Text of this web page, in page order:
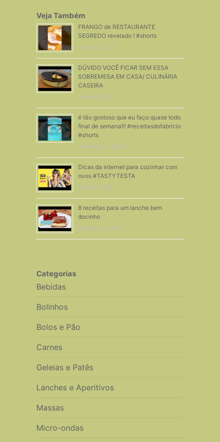
Veja Também
FRANGO de RESTAURANTE
SEGREDO revelado ! #shorts
7 Junho, 2023
DÚVIDO VOCÊ FICAR SEM ESSA
SOBREMESA EM CASA/ CULINÁRIA
CASEIRA
4 Maio, 2020
é tão gostoso que eu faço quase todo
final de semana!!! #receitasdofabricio
#shorts
16 Fevereiro, 2024
Dicas da internet para cozinhar com
ovos #TASTYTESTA
10 Abril, 2019
8 receitas para um lanche bem
docinho
13 Outubro, 2022
Categorias
Bebidas
Bolinhos
Bolos e Pão
Carnes
Geleias e Patês
Lanches e Aperitivos
Massas
Micro-ondas